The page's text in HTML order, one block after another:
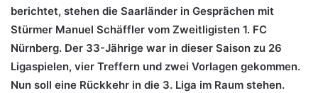
berichtet, stehen die Saarländer in Gesprächen mit
Stürmer Manuel Schäffler vom Zweitligisten 1. FC
Nürnberg. Der 33-Jährige war in dieser Saison zu 26
Ligaspielen, vier Treffern und zwei Vorlagen gekommen.
Nun soll eine Rückkehr in die 3. Liga im Raum stehen.